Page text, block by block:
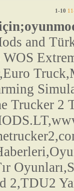
1-10
and
Trucker 2
2,TDU2